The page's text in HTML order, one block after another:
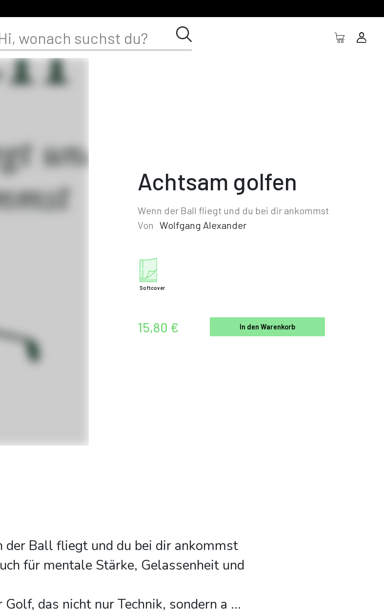
Achtsam golfen
Wenn der Ball fliegt und du bei dir ankommst
Von Wolfgang Alexander
Softcover
15,80 € In den Warenkorb
der Ball fliegt und du bei dir ankommst
für mentale Stärke, Gelassenheit und
das nicht nur Technik, sondern a ...